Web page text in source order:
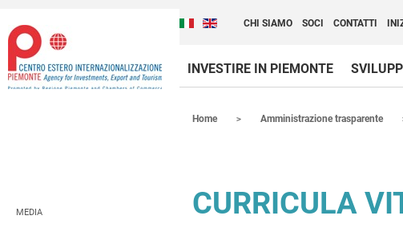
Italiano (Italia)
English (United Kingdom)
CHI SIAMO SOCI CONTATTI
INVESTIRE IN PIEMONTE
Home Amministrazione trasparente
CURRICULA
MEDIA